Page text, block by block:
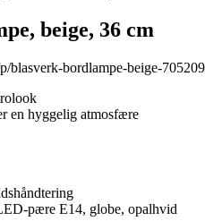
beige, 36 cm
blasverk-bordlampe-beige-
en hyggelig atmosfære
pære E14, globe, opalhvid